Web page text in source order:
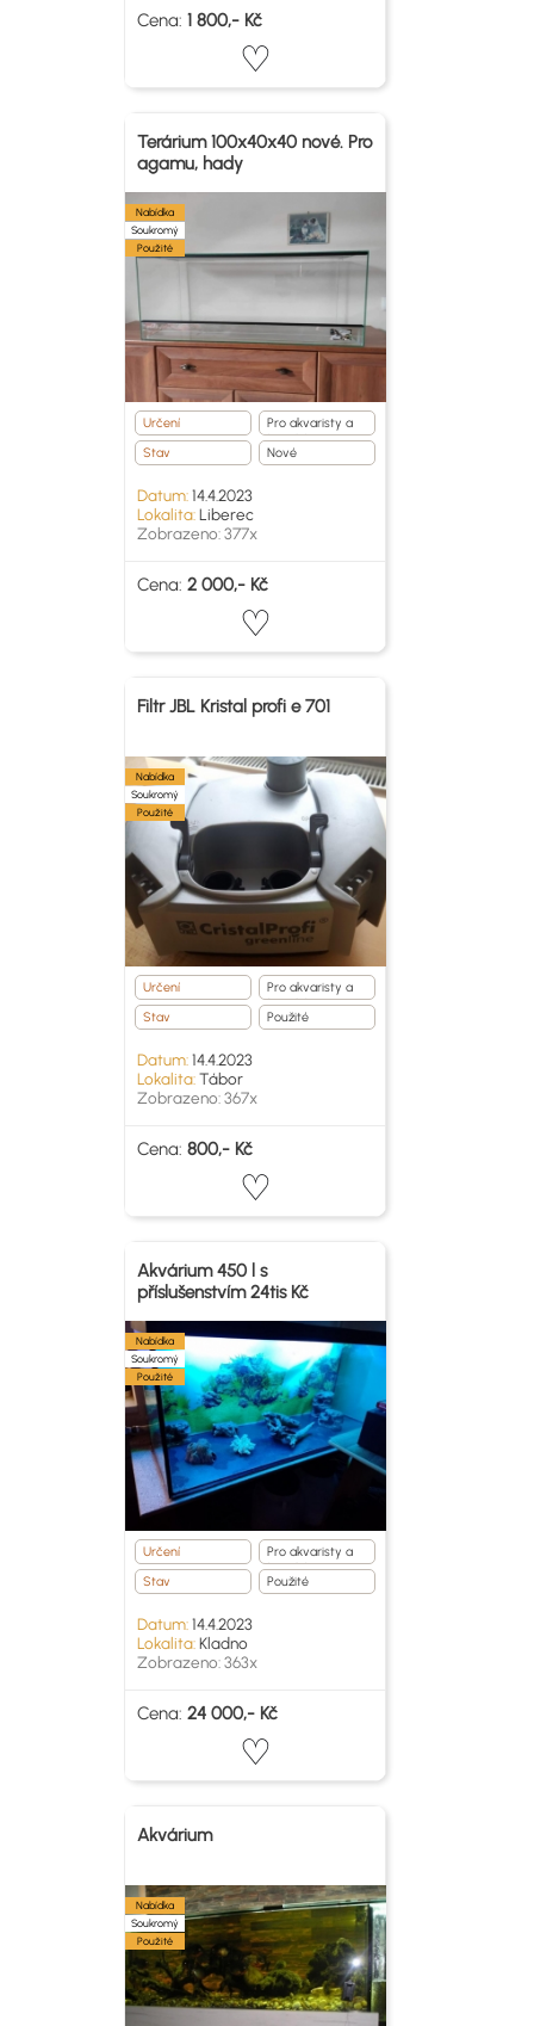
Cena: 1 800,- Kč
Terárium 100x40x40 nové. Pro
agamu, hady
Nabídka
Soukromý
Použité
Určení
Pro akvaristy a
teraristy
Stav
Nové
Datum:14.4.2023
Lokalita:Liberec
Zobrazeno: 377x
Cena: 2 000,- Kč
Filtr JBL Kristal profi e 701
Nabídka
Soukromý
Použité
Určení
Pro akvaristy a
teraristy
Stav
Použité
Datum:14.4.2023
Lokalita:Tábor
Zobrazeno: 367x
Cena: 800,- Kč
Akvárium 450 l s
příslušenstvím 24tis Kč
Nabídka
Soukromý
Použité
Určení
Pro akvaristy a
teraristy
Stav
Použité
Datum:14.4.2023
Lokalita:Kladno
Zobrazeno: 363x
Cena: 24 000,- Kč
Akvárium
Nabídka
Soukromý
Použité